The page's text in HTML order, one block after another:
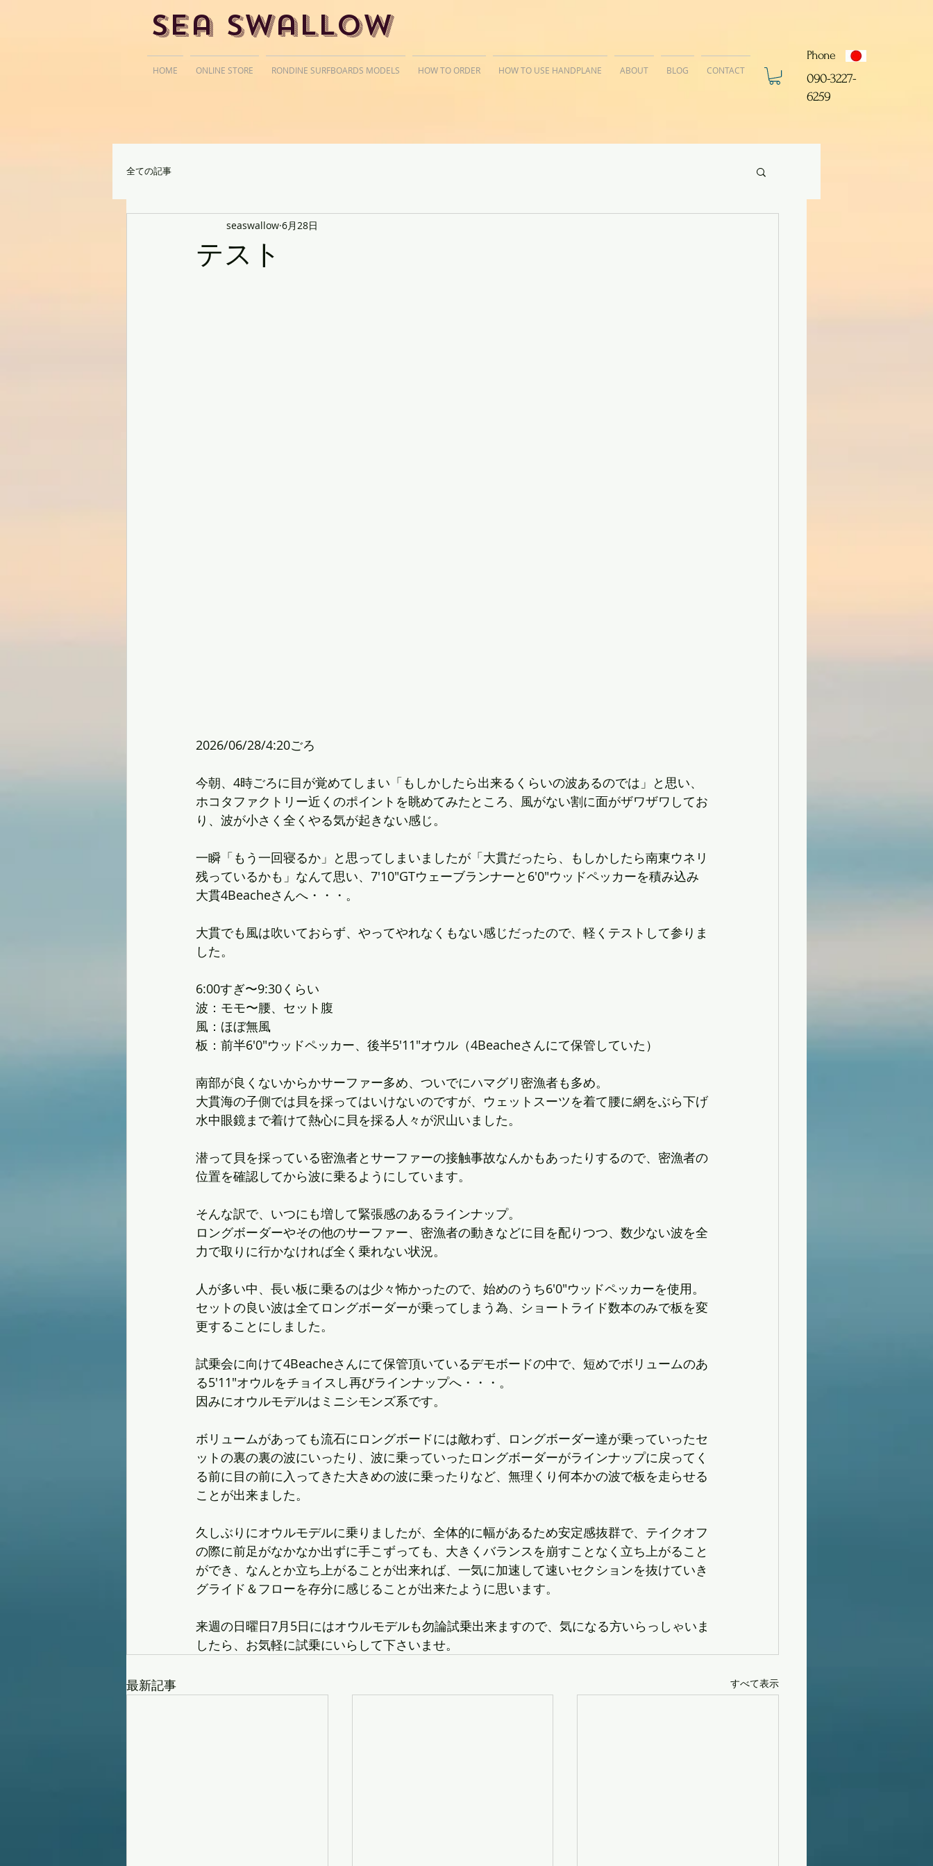
Sea Swallow
​090-3227-
6259
Phone
全ての記事
テスト
seaswallow 6月28日
2026/06/28/4:20ごろ
今朝、4時ごろに目が覚めてしまい「もしかしたら出来るくらいの波あるのでは」と思い、
ホコタファクトリー近くのポイントを眺めてみたところ、風がない割に面がザワザワしてお
り、波が小さく全くやる気が起きない感じ。
一瞬「もう一回寝るか」と思ってしまいましたが「大貫だったら、もしかしたら南東ウネリ
残っているかも」なんて思い、7'10"GTウェーブランナーと6'0"ウッドペッカーを積み込み
大貫4Beacheさんへ・・・。
大貫でも風は吹いておらず、やってやれなくもない感じだったので、軽くテストして参りま
した。
6:00すぎ〜9:30くらい
波：モモ〜腰、セット腹
風：ほぼ無風
板：前半6'0"ウッドペッカー、後半5'11"オウル（4Beacheさんにて保管していた）
南部が良くないからかサーファー多め、ついでにハマグリ密漁者も多め。
大貫海の子側では貝を採ってはいけないのですが、ウェットスーツを着て腰に網をぶら下げ
水中眼鏡まで着けて熱心に貝を採る人々が沢山いました。
潜って貝を採っている密漁者とサーファーの接触事故なんかもあったりするので、密漁者の
位置を確認してから波に乗るようにしています。
そんな訳で、いつにも増して緊張感のあるラインナップ。
ロングボーダーやその他のサーファー、密漁者の動きなどに目を配りつつ、数少ない波を全
力で取りに行かなければ全く乗れない状況。
人が多い中、長い板に乗るのは少々怖かったので、始めのうち6'0"ウッドペッカーを使用。
セットの良い波は全てロングボーダーが乗ってしまう為、ショートライド数本のみで板を変
更することにしました。
試乗会に向けて4Beacheさんにて保管頂いているデモボードの中で、短めでボリュームのあ
る5'11"オウルをチョイスし再びラインナップへ・・・。
因みにオウルモデルはミニシモンズ系です。
ボリュームがあっても流石にロングボードには敵わず、ロングボーダー達が乗っていったセ
ットの裏の裏の波にいったり、波に乗っていったロングボーダーがラインナップに戻ってく
る前に目の前に入ってきた大きめの波に乗ったりなど、無理くり何本かの波で板を走らせる
ことが出来ました。
久しぶりにオウルモデルに乗りましたが、全体的に幅があるため安定感抜群で、テイクオフ
の際に前足がなかなか出ずに手こずっても、大きくバランスを崩すことなく立ち上がること
ができ、なんとか立ち上がることが出来れば、一気に加速して速いセクションを抜けていき
グライド＆フローを存分に感じることが出来たように思います。
来週の日曜日7月5日にはオウルモデルも勿論試乗出来ますので、気になる方いらっしゃいま
したら、お気軽に試乗にいらして下さいませ。
最新記事 すべて表示
HOME ONLINE STORE RONDINE SURFBOARDS MODELS HOW TO ORDER HOW TO USE HANDPLANE ABOUT BLOG CONTACT